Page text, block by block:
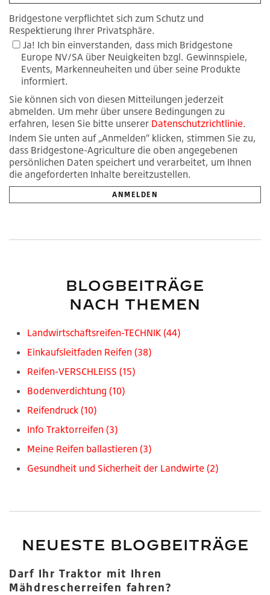
Bridgestone verpflichtet sich zum Schutz und
Respektierung Ihrer Privatsphäre.
Ja! Ich bin einverstanden, dass mich Bridgestone
Europe NV/SA über Neuigkeiten bzgl. Gewinnspiele,
Events, Markenneuheiten und über seine Produkte
informiert.
Sie können sich von diesen Mitteilungen jederzeit
abmelden. Um mehr über unsere Bedingungen zu
erfahren, lesen Sie bitte unserer Datenschutzrichtlinie.
Indem Sie unten auf „Anmelden“ klicken, stimmen Sie zu,
dass Bridgestone-Agriculture die oben angegebenen
persönlichen Daten speichert und verarbeitet, um Ihnen
die angeforderten Inhalte bereitzustellen.
BLOGBEITRÄGE
NACH THEMEN
Landwirtschaftsreifen-TECHNIK (44)
Einkaufsleitfaden Reifen (38)
Reifen-VERSCHLEISS (15)
Bodenverdichtung (10)
Reifendruck (10)
Info Traktorreifen (3)
Meine Reifen ballastieren (3)
Gesundheit und Sicherheit der Landwirte (2)
NEUESTE BLOGBEITRÄGE
Darf Ihr Traktor mit Ihren
Mähdrescherreifen fahren?